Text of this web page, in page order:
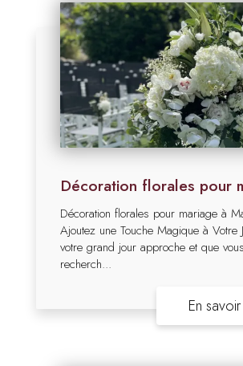
Décoration florales pour
Décoration florales pour mariage à
Ajoutez une Touche Magique à Votre
votre grand jour approche et que
recherch...
En